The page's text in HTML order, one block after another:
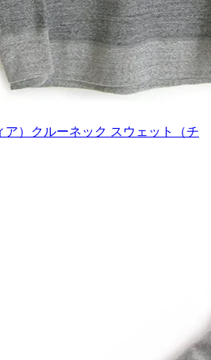
）クルーネック スウェット（チ